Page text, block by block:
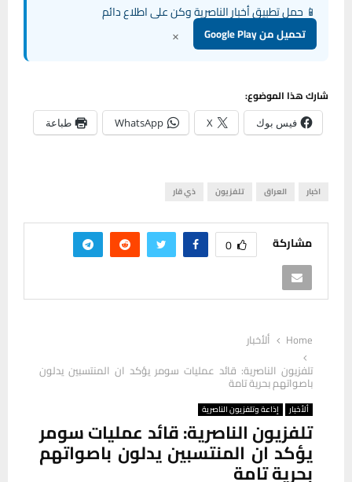
📱 حمل تطبيق أخبار الناصرية وكن على اطلاع دائم
تحميل من Google Play ×
شارك هذا الموضوع:
فيس بوك X
WhatsApp طباعة
اخبار العراق تلفزيون ذي قار
مشاركة 0
Home
ألأخبار
تلفزيون الناصرية: قائد عمليات سومر يؤكد ان المنتسبين يدلون
باصواتهم بحرية تامة
ألأخبار إذاعة وتلفزيون الناصرية
تلفزيون الناصرية: قائد عمليات سومر
يؤكد ان المنتسبين يدلون باصواتهم
بحرية تامة